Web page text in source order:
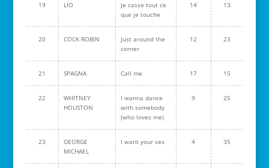
19 LIO
Je casse tout ce
que je touche
14 13
20 COCK ROBIN
Just around the
corner
12 23
21 SPAGNA Call me 17 15
22
WHITNEY
HOUSTON
I wanna dance
with somebody
(who loves me)
9 25
23
GEORGE
MICHAEL
I want your sex 4 35